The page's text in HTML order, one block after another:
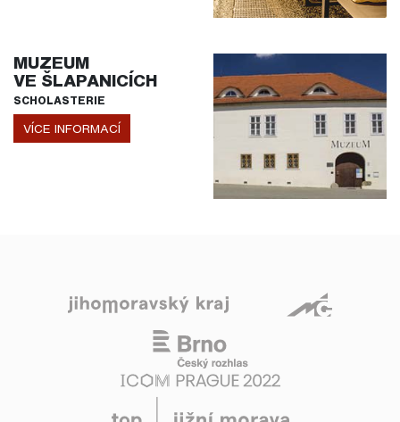
MUZEUM
VE ŠLAPANICÍCH
SCHOLASTERIE
VÍCE INFORMACÍ